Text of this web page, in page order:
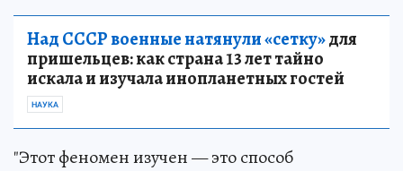
Над СССР военные натянули «сетку»для
пришельцев: как страна 13 лет тайно
искала и изучала инопланетных гостей
НАУКА
"Этот феномен изучен — это способ